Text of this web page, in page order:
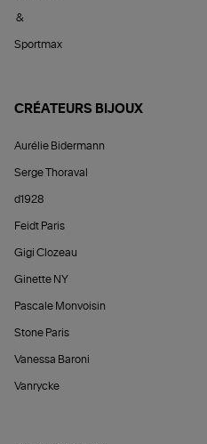
&
Sportmax
CRÉATEURS BIJOUX
Aurélie Bidermann
Serge Thoraval
d1928
Feidt Paris
Gigi Clozeau
Ginette NY
Pascale Monvoisin
Stone Paris
Vanessa Baroni
Vanrycke